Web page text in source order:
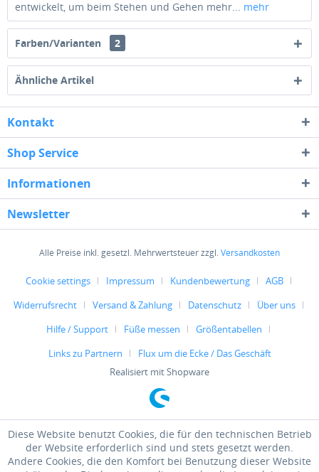
entwickelt, um beim Stehen und Gehen mehr... mehr
Farben/Varianten 2
Ähnliche Artikel
Kontakt
Shop Service
Informationen
Newsletter
Alle Preise inkl. gesetzl. Mehrwertsteuer zzgl.Versandkosten
Cookie settings Impressum Kundenbewertung
AGB
Widerrufsrecht
Versand & Zahlung Datenschutz
Über uns
Hilfe / Support
Füße messen
Größentabellen
Links zu Partnern
Flux um die Ecke / Das Geschäft
Realisiert mit Shopware
Diese Website benutzt Cookies, die für den technischen Betrieb
der Website erforderlich sind und stets gesetzt werden.
Andere Cookies, die den Komfort bei Benutzung dieser Website